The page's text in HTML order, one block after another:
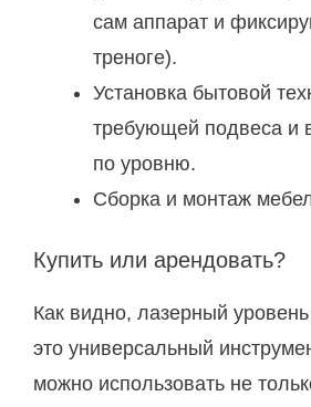
сам аппарат и
треноге).
Установка бытовой
требующей подвеса и
по уровню.
Сборка и монтаж
Купить или арендовать?
Как видно, лазерный
это универсальный
можно использовать не